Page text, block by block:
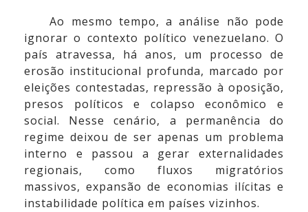
Ao mesmo tempo, a análise não pode
ignorar o contexto político venezuelano. O
país atravessa, há anos, um processo de
erosão institucional profunda, marcado por
eleições contestadas, repressão à oposição,
presos políticos e colapso econômico e
social. Nesse cenário, a permanência do
regime deixou de ser apenas um problema
interno e passou a gerar externalidades
regionais, como fluxos migratórios
massivos, expansão de economias ilícitas e
instabilidade política em países vizinhos.